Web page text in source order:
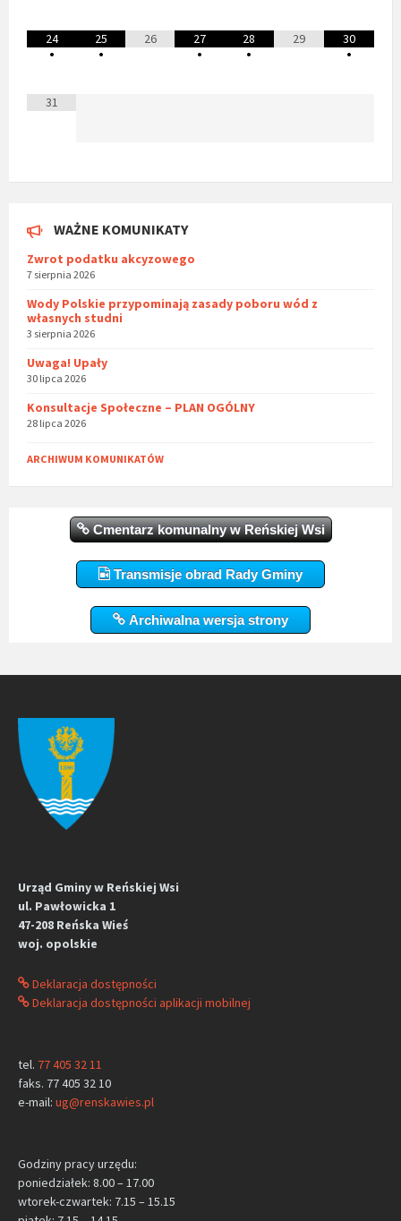
24
•
25
•
26
27
•
28
•
29
30
•
31
WAŻNE KOMUNIKATY
Zwrot podatku akcyzowego
7 sierpnia 2026
Wody Polskie przypominają zasady poboru wód z
własnych studni
3 sierpnia 2026
Uwaga! Upały
30 lipca 2026
Konsultacje Społeczne – PLAN OGÓLNY
28 lipca 2026
ARCHIWUM KOMUNIKATÓW
Cmentarz komunalny w Reńskiej Wsi
Transmisje obrad Rady Gminy
Archiwalna wersja strony
Urząd Gminy w Reńskiej Wsi
ul. Pawłowicka 1
47-208 Reńska Wieś
woj. opolskie
Deklaracja dostępności
Deklaracja dostępności aplikacji mobilnej
tel. 77 405 32 11
faks. 77 405 32 10
e-mail: ug@renskawies.pl
Godziny pracy urzędu:
poniedziałek: 8.00 – 17.00
wtorek-czwartek: 7.15 – 15.15